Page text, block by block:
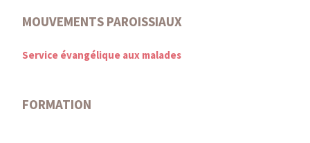
MOUVEMENTS PAROISSIAUX
Service évangélique aux malades
FORMATION